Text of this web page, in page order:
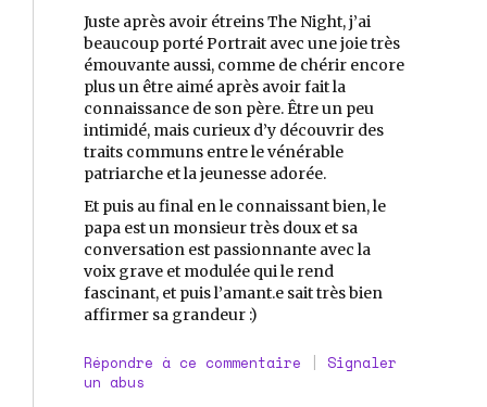
Juste après avoir étreins The Night, j’ai
beaucoup porté Portrait avec une joie très
émouvante aussi, comme de chérir encore
plus un être aimé après avoir fait la
connaissance de son père. Être un peu
intimidé, mais curieux d’y découvrir des
traits communs entre le vénérable
patriarche et la jeunesse adorée.
Et puis au final en le connaissant bien, le
papa est un monsieur très doux et sa
conversation est passionnante avec la
voix grave et modulée qui le rend
fascinant, et puis l’amant.e sait très bien
affirmer sa grandeur :)
Répondre à ce commentaire | Signaler
un abus